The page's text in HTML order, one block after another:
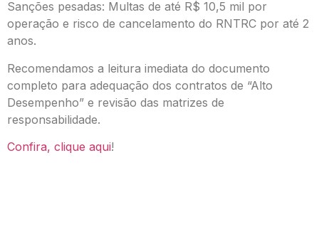
Sanções pesadas: Multas de até R$ 10,5 mil por
operação e risco de cancelamento do RNTRC por até 2
anos.
Recomendamos a leitura imediata do documento
completo para adequação dos contratos de “Alto
Desempenho” e revisão das matrizes de
responsabilidade.
Confira, clique aqui!